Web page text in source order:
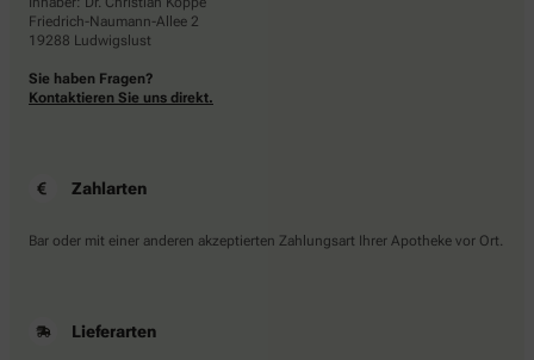
Friedrich-Naumann-Allee 2
19288 Ludwigslust
Sie haben Fragen?
Kontaktieren Sie uns direkt.
Zahlarten
Bar oder mit einer anderen akzeptierten Zahlungsart Ihrer Apotheke vor Ort.
Lieferarten